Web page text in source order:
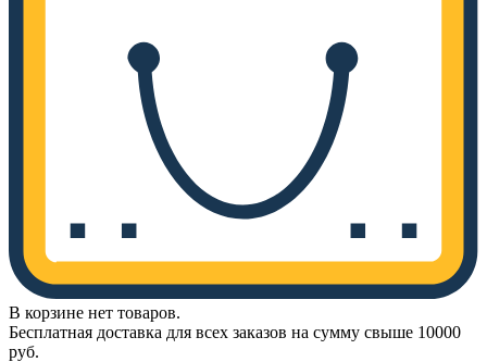
В корзине нет товаров.
Бесплатная доставка для всех заказов на сумму свыше 10000
руб.